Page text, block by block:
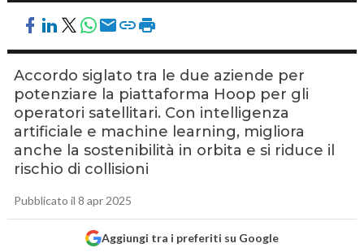
Accordo siglato tra le due aziende per
potenziare la piattaforma Hoop per gli
operatori satellitari. Con intelligenza
artificiale e machine learning, migliora
anche la sostenibilità in orbita e si riduce il
rischio di collisioni
Pubblicato il 8 apr 2025
Aggiungi tra i preferiti su Google